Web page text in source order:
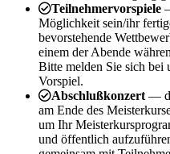
Teilnehmervorspiele
Möglichkeit sein/ihr
bevorstehende
einem der Abende
Bitte melden Sie sich bei
Vorspiel.
Abschlußkonzert —
am Ende des
um Ihr
und öffentlich